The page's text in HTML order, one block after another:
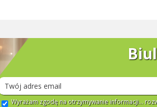
Wyrażam zgodę na otrzymywanie informacji...